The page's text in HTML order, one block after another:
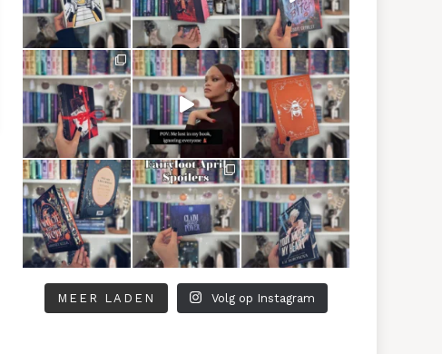
MEER LADEN Volg op Instagram